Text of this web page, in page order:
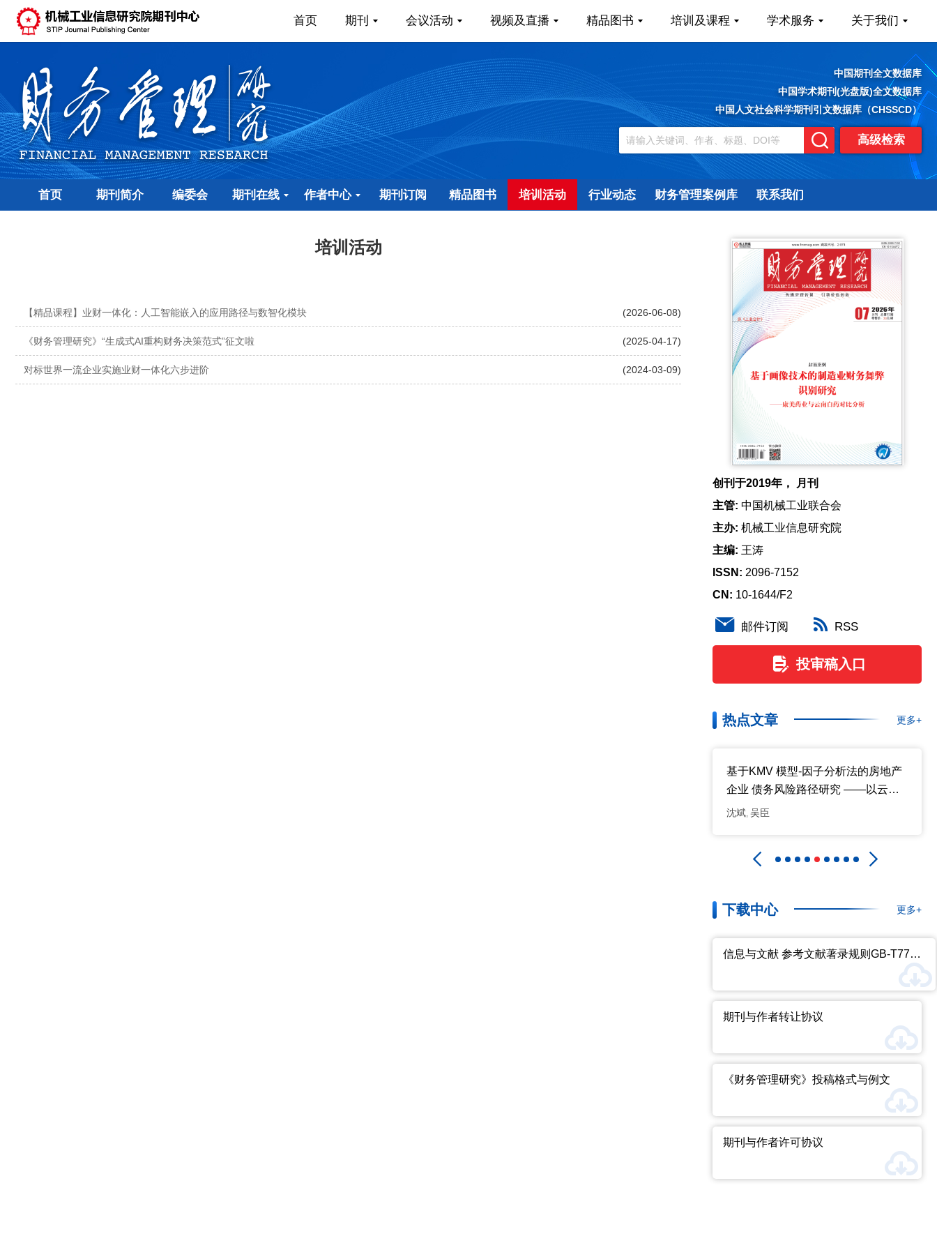
首页 期刊 会议活动 视频及直播 精品图书 培训及课程 学术服务 关于我们
中国期刊全文数据库
中国学术期刊(光盘版)全文数据库
中国人文社会科学期刊引文数据库（CHSSCD）
高级检索
首页 期刊简介 编委会 期刊在线 作者中心 期刊订阅 精品图书 培训活动 行业动态 财务管理案例库 联系我们
培训活动
【精品课程】业财一体化：人工智能嵌入的应用路径与数智化模块 (2026-06-08)
《财务管理研究》“生成式AI重构财务决策范式”征文啦 (2025-04-17)
对标世界一流企业实施业财一体化六步进阶 (2024-03-09)
创刊于2019年， 月刊
主管: 中国机械工业联合会
主办: 机械工业信息研究院
主编: 王涛
ISSN: 2096-7152
CN: 10-1644/F2
邮件订阅 RSS
投审稿入口
热点文章 更多+
基于KMV 模型-因子分析法的房地产
企业 债务风险路径研究 ——以云南
省A、B 上市公司为例
沈斌 吴臣
下载中心 更多+
信息与文献 参考文献著录规则GB-T7714-2025
期刊与作者转让协议
《财务管理研究》投稿格式与例文
期刊与作者许可协议